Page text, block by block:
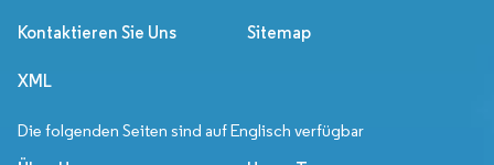
Kontaktieren Sie Uns Sitemap
XML
Die folgenden Seiten sind auf Englisch verfügbar